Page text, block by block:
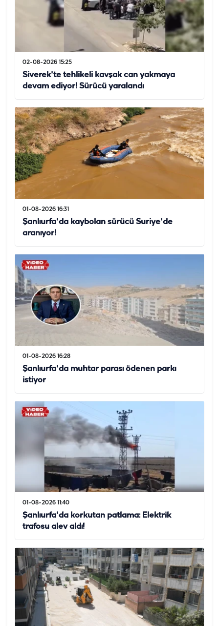
02-08-2026 15:25
Siverek'te tehlikeli kavşak can yakmaya
devam ediyor! Sürücü yaralandı
01-08-2026 16:31
Şanlıurfa'da kaybolan sürücü Suriye'de
aranıyor!
01-08-2026 16:28
Şanlıurfa'da muhtar parası ödenen parkı
istiyor
01-08-2026 11:40
Şanlıurfa'da korkutan patlama: Elektrik
trafosu alev aldı!